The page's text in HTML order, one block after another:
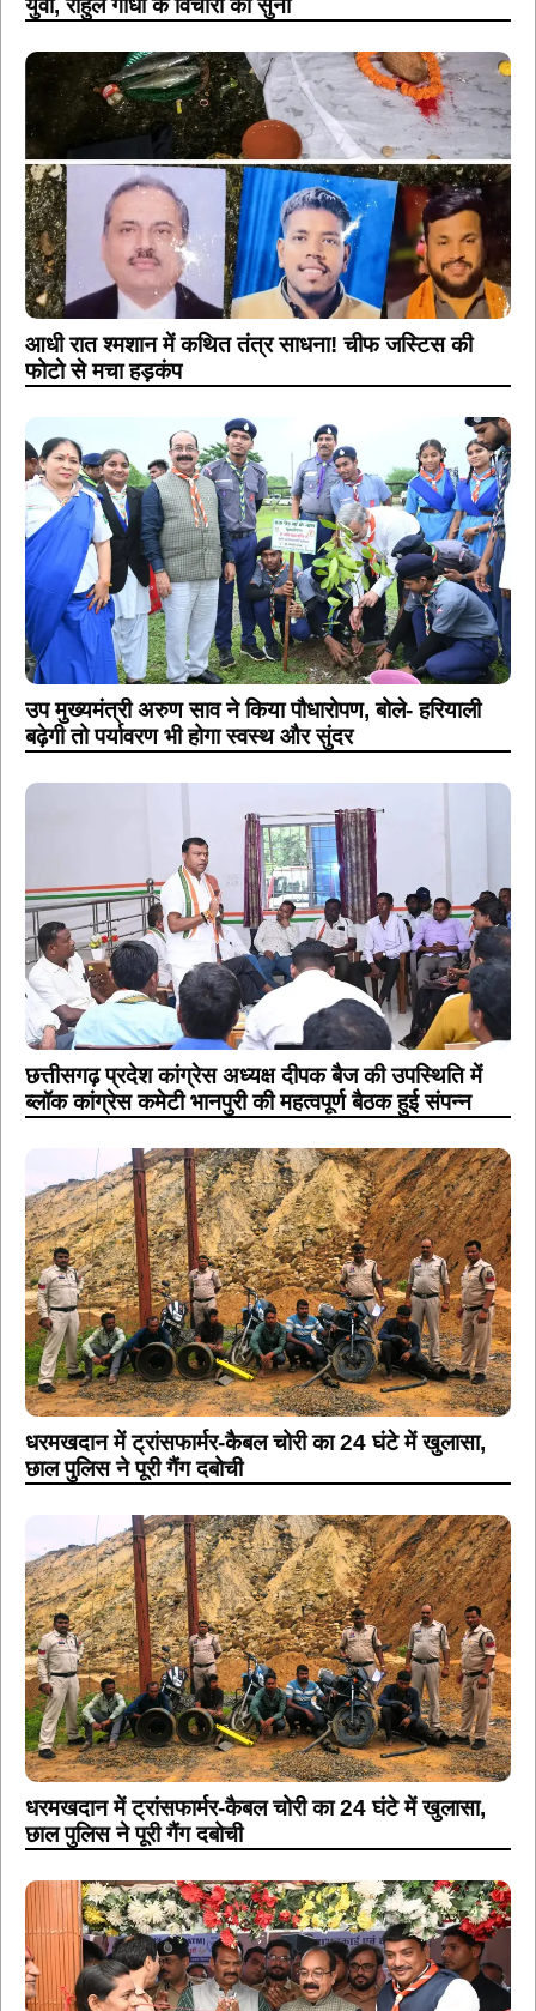
आधी रात श्मशान में कथित तंत्र साधना! चीफ जस्टिस की
फोटो से मचा हड़कंप
उप मुख्यमंत्री अरुण साव ने किया पौधारोपण, बोले- हरियाली
बढ़ेगी तो पर्यावरण भी होगा स्वस्थ और सुंदर
छत्तीसगढ़ प्रदेश कांग्रेस अध्यक्ष दीपक बैज की उपस्थिति में
ब्लॉक कांग्रेस कमेटी भानपुरी की महत्वपूर्ण बैठक हुई संपन्न
धरमखदान में ट्रांसफार्मर-कैबल चोरी का 24 घंटे में खुलासा,
छाल पुलिस ने पूरी गैंग दबोची
धरमखदान में ट्रांसफार्मर-कैबल चोरी का 24 घंटे में खुलासा,
छाल पुलिस ने पूरी गैंग दबोची